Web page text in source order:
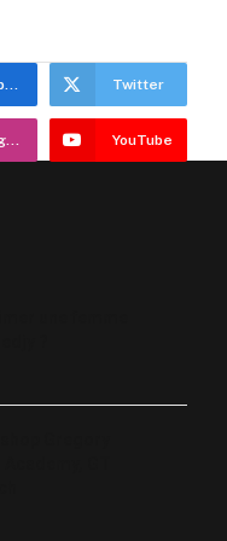
Twitter
YouTube